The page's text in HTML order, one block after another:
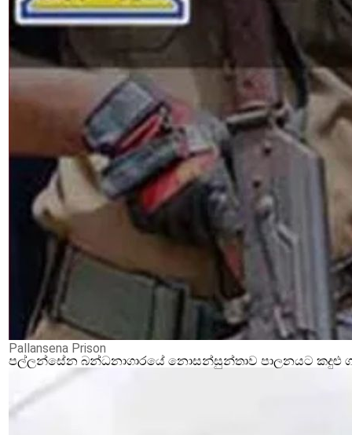
Pallansena Prison
පල්ලන්සේන බන්ධනාගාරයේ නොසන්සුන්තාව පාලනයට කදුළු